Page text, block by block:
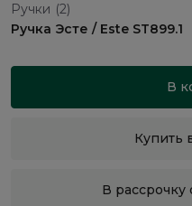
Ручки (2)
Ручка Эсте / Este ST899.1
В
Купить
В рассрочку